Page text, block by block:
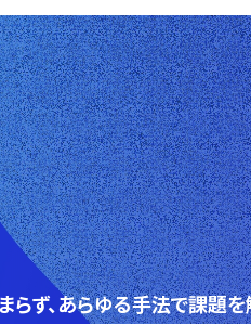
ず、あらゆる手法で課題を